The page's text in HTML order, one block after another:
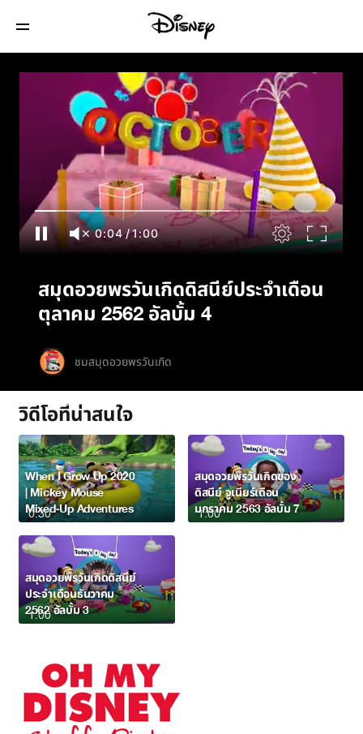
สมุดอวยพรวันเกิดดิสนีย์ประจำเดือนตุลาคม
2562 อัลบั้ม 4
0:05/1:00
สมุดอวยพรวันเกิดดิสนีย์ประจำเดือน
ตุลาคม 2562 อัลบั้ม 4
ชมสมุดอวยพรวันเกิด
วิดีโอที่น่าสนใจ
0:30
When I Grow Up 2020
| Mickey Mouse
Mixed-Up Adventures
1:00
สมุดอวยพรวันเกิดของ
ดิสนีย์ จูเนียร์เดือน
มกราคม 2563 อัลบั้ม 7
1:00
สมุดอวยพรวันเกิดดิสนีย์
ประจำเดือนธันวาคม
2562 อัลบั้ม 3